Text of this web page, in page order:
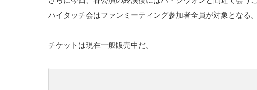
ハイタッチ会はファンミーティング参加者全員が対象となる。
チケットは現在一般販売中だ。